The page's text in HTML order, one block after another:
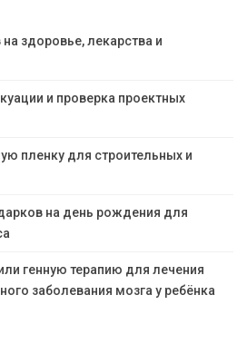
здоровье, лекарства и
и проверка проектных
пленку для строительных и
на день рождения для
генную терапию для лечения
заболевания мозга у ребёнка